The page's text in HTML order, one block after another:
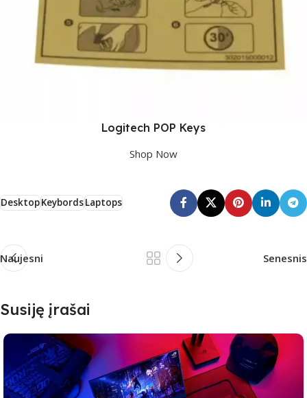
Logitech POP Keys
Shop Now
DesktopKeybordsLaptops
Naujesni Senesnis
Susiję įrašai